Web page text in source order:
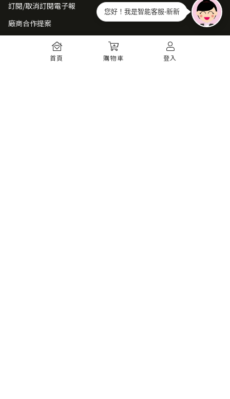
訂閱/取消訂閱電子報
廠商合作提案
首頁 購物車 登入
您好！我是智能客服-新新